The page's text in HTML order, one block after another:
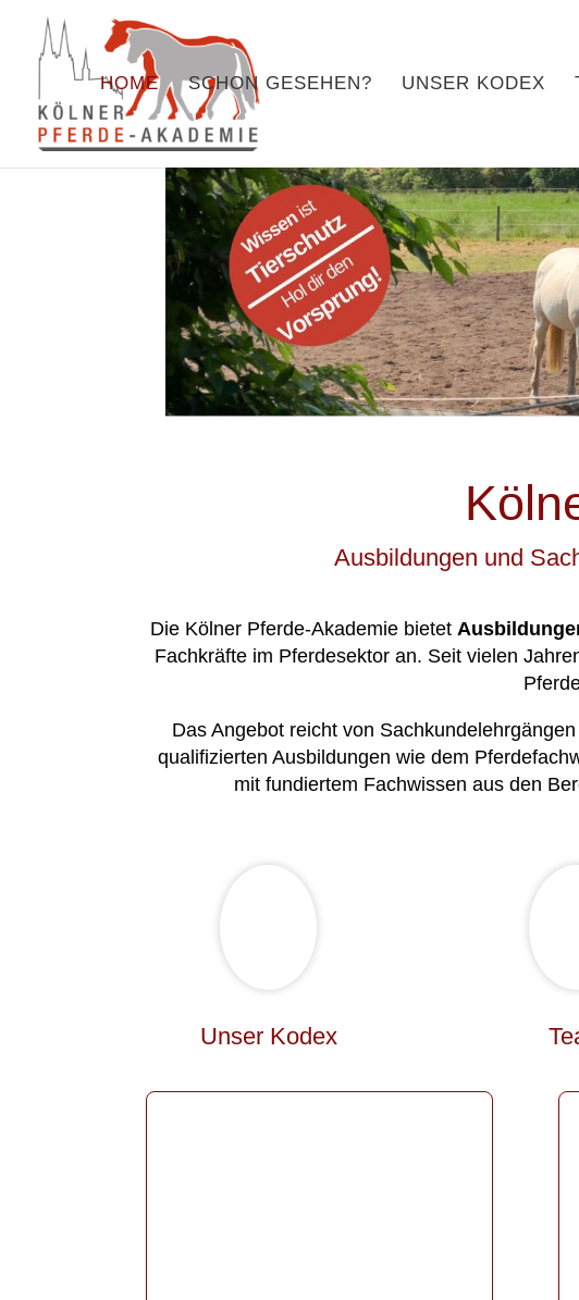
HOME SCHON GESEHEN? UNSER KODEX
Ausbildungen und
Die Kölner Pferde-Akademie bietet
Fachkräfte im Pferdesektor an. Seit vielen
Das Angebot reicht von
qualifizierten Ausbildungen wie dem
mit fundiertem Fachwissen aus den
Unser Kodex